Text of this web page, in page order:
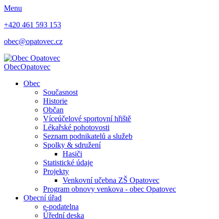
Menu
+420 461 593 153
obec@opatovec.cz
ObecOpatovec
Obec
Současnost
Historie
Občan
Víceúčelové sportovní hřiště
Lékařské pohotovosti
Seznam podnikatelů a služeb
Spolky & sdružení
Hasiči
Statistické údaje
Projekty
Venkovní učebna ZŠ Opatovec
Program obnovy venkova - obec Opatovec
Obecní úřad
e-podatelna
Úřední deska